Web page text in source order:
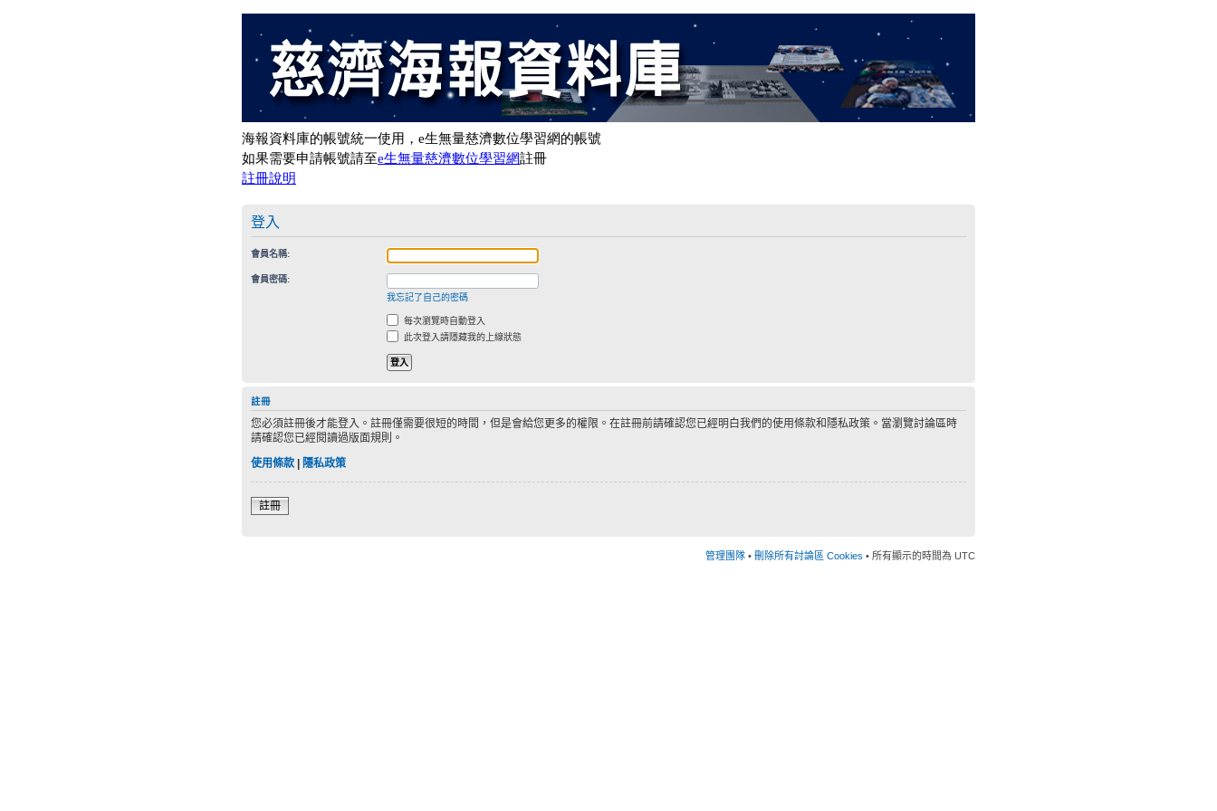
登入
會員名稱:
會員密碼:
我忘記了自己的密碼
每次瀏覽時自動登入
此次登入請隱藏我的上線狀態
註冊
您必須註冊後才能登入。註冊僅需要很短的時間，但是會給您更多的權限。在註冊前請確認您已經明白我們的使用條款和隱私政策。當瀏覽討論區時
請確認您已經閱讀過版面規則。
使用條款 | 隱私政策
註冊
管理團隊 • 刪除所有討論區 Cookies • 所有顯示的時間為 UTC